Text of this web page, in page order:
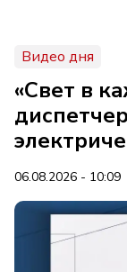
Видео дня
«Свет в
06.08.2026 - 10:09